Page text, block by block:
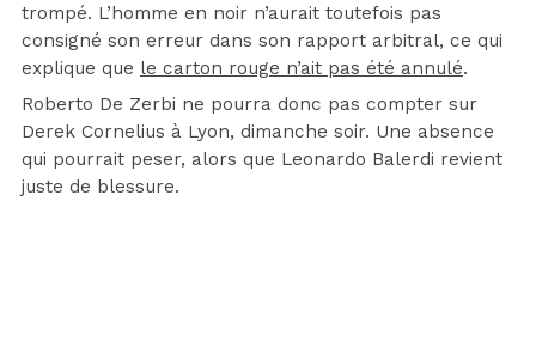
trompé. L’homme en noir n’aurait toutefois pas
consigné son erreur dans son rapport arbitral, ce qui
explique que le carton rouge n’ait pas été annulé.
Roberto De Zerbi ne pourra donc pas compter sur
Derek Cornelius à Lyon, dimanche soir. Une absence
qui pourrait peser, alors que Leonardo Balerdi revient
juste de blessure.